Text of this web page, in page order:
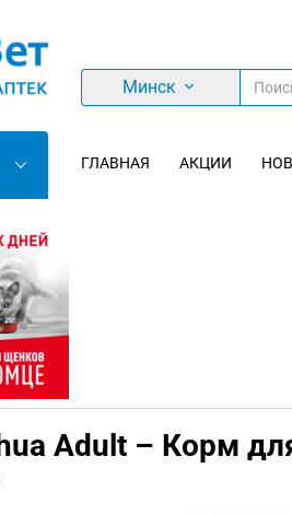
Минск
ГЛАВНАЯ АКЦИИ
Adult – Корм